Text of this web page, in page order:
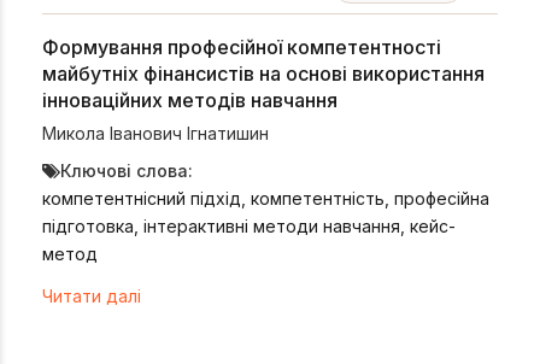
Формування професійної компетентності
майбутніх фінансистів на основі використання
інноваційних методів навчання
Микола Іванович Ігнатишин
Ключові слова:
компетентнісний підхід, компетентність, професійна
підготовка, інтерактивні методи навчання, кейс-
метод
Читати далі